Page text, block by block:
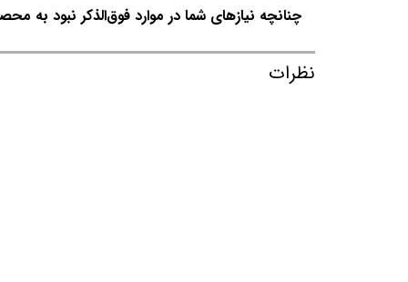
چنانچه نیازهای شما در موارد فوق‌الذکر نبود به
نظرات